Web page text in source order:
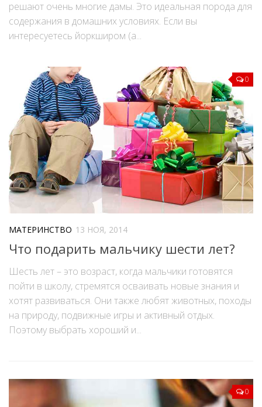
решают очень многие дамы. Это идеальная порода для
содержания в домашних условиях. Если вы
интересуетесь йоркширом (а...
0
МАТЕРИНСТВО 13 НОЯ, 2014
Что подарить мальчику шести лет?
Шесть лет – это возраст, когда мальчики готовятся
пойти в школу, стремятся осваивать новые знания и
хотят развиваться. Они также любят животных, походы
на природу, подвижные игры и активный отдых.
Поэтому выбрать хороший и...
0